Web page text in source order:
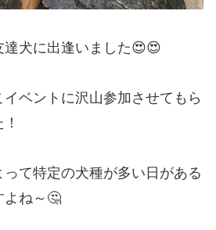
達犬に出逢いました😍😍
ベントに沢山参加させてもら
て特定の犬種が多い日がある
よね～🤔